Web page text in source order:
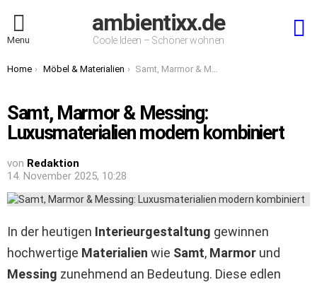
Menu
ambientixx.de
Coole Ideen – Schöner wohnen
You are here:
Home Möbel & Materialien Samt, Marmor & Messing: Luxusmaterialien modern kombiniert
Samt, Marmor & Messing:
Luxusmaterialien modern kombiniert
von Redaktion
14. November 2025, 10:28
In der heutigen Interieurgestaltung gewinnen
hochwertige Materialien wie Samt, Marmor und
Messing zunehmend an Bedeutung. Diese edlen